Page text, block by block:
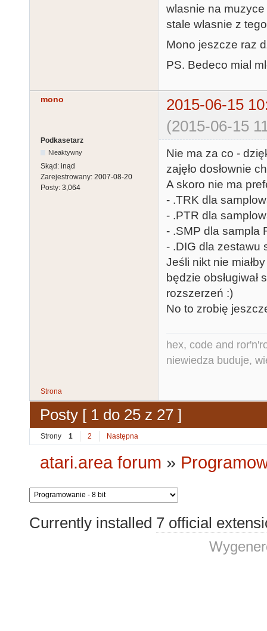
wlasnie na
stale wlasnie z
Mono jeszcze raz
PS. Bedeco mial
mono
2015-06-15
(2015-06-15
Podkasetarz
Nieaktywny
Skąd: inąd
Zarejestrowany: 2007-08-20
Posty: 3,064
Nie ma za co -
zajęło dosłownie
A skoro nie ma
- .TRK dla
- .PTR dla
- .SMP dla sampla
- .DIG dla zestawu
Jeśli nikt nie
będzie
rozszerzeń :)
No to zrobię
hex, code and
niewiedza buduje,
Strona
Posty [ 1 do 25 z 27 ]
Strony 1 2 Następna
atari.area forum »
Currently installed 7 official